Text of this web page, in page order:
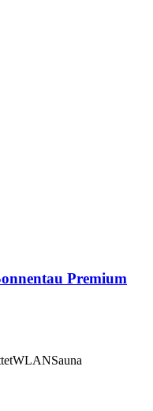
Premium
WLANSauna